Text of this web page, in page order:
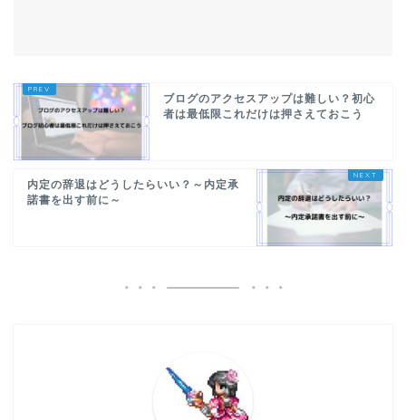
ブログのアクセスアップは難しい？初心
者は最低限これだけは押さえておこう
内定の辞退はどうしたらいい？～内定承
諾書を出す前に～